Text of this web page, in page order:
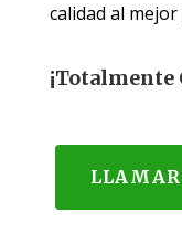
calidad al